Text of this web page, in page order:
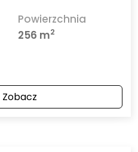
Powierzchnia
256 m2
Zobacz